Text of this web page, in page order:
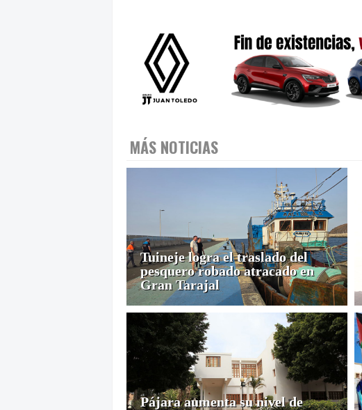
MÁS NOTICIAS
Tuineje logra el traslado del
pesquero robado atracado en
Gran Tarajal
Pájara aumenta su nivel de